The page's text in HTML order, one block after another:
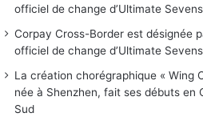
officiel de change d’Ultimate Sevens
Corpay Cross-Border est désignée
officiel de change d’Ultimate Sevens
La création chorégraphique « Wing
née à Shenzhen, fait ses débuts en
Sud